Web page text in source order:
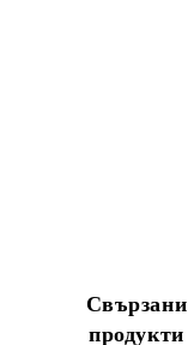
Свързани
продукти